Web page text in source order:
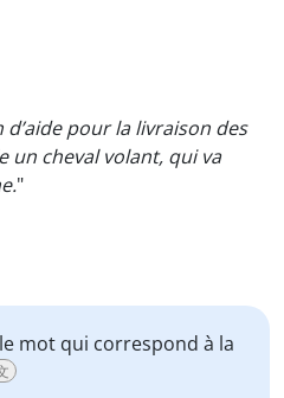
d’aide pour la livraison des
un cheval volant, qui va
"
mot qui correspond à la